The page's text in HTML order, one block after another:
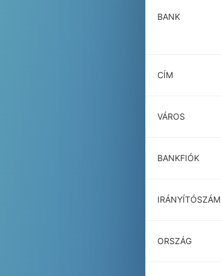
BANK
CÍM
VÁROS
BANKFIÓK
IRÁNYÍTÓSZÁM
ORSZÁG